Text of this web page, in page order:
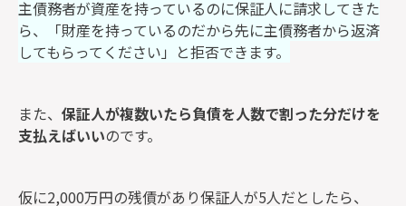
主債務者が資産を持っているのに保証人に請求してきた
ら、「財産を持っているのだから先に主債務者から返済
してもらってください」と拒否できます。
また、 保証人が複数いたら負債を人数で割った分だけを
支払えばいいのです。
仮に2,000万円の残債があり保証人が5人だとしたら、